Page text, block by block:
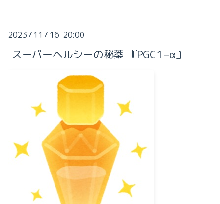
2023 / 11 / 16 20:00
スーパーヘルシーの秘薬 『PGC1−α』